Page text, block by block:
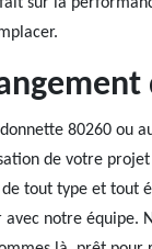
80260 ou
de votre
tout type et tout
notre équipe.